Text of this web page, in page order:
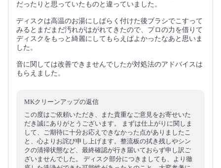
だったりと思っていたものと違っていました。
ディスクは高温のお湯にしばらく付けた後ブラシでこすって
みるとまだまだ汚れがはがれてきたので、プロの力を借りて
ディスクをもっと綺麗にしてもらえばよかったなあと思いま
した。
音に関しては改善できませんでしたが対処法のアドバイスは
もらえました。
MKクリーンアップの返信
この度はご依頼いただき、また貴重なご意見をお寄せいた
だき誠にありがとうございます。 まずは仕上がりに関しま
して、ご期待に十分お応えできなかった点がありましたこ
と、心よりお詫び申し上げます。整流板の拭き残しやシン
クの清掃状態など、最終確認が行き届いておらず申し訳ご
ざいませんでした。 ディスク部分につきましても、より徹